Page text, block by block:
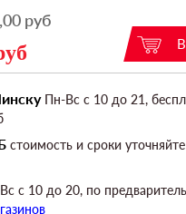
руб
Пн-Вс c 10 до 21,
стоимость и сроки
c 10 до 20, по